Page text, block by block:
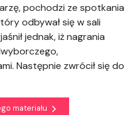
pochodzi ze spotkania
odbywał się w sali
jednak, iż nagrania
Następnie zwrócił się do
materiału